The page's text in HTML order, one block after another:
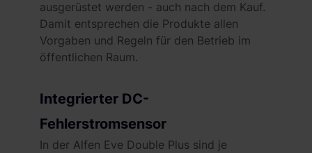
ausgerüstet werden - auch nach dem Kauf.
Damit entsprechen die Produkte allen
Vorgaben und Regeln für den Betrieb im
öffentlichen Raum.
Integrierter DC-
Fehlerstromsensor
In der Alfen Eve Double Plus sind je